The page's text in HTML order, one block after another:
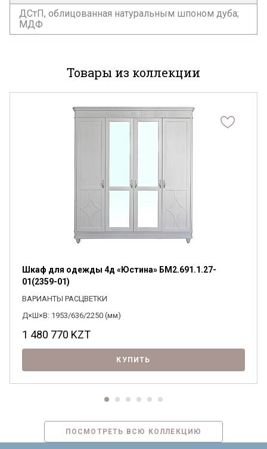
Я ознакомлен с
в отношении
обработки персональных данных и
согласен на их обработку.
ДСтП, облицованная натуральным шпоном дуба;
МДФ
Товары из коллекции
Шкаф для одежды 4д «Юстина» БМ2.691.1.27-
01(2359-01)
ВАРИАНТЫ РАСЦВЕТКИ
Д×Ш×В: 1953/636/2250 (мм)
1 480 770 KZT
КУПИТЬ
ПОСМОТРЕТЬ ВСЮ КОЛЛЕКЦИЮ